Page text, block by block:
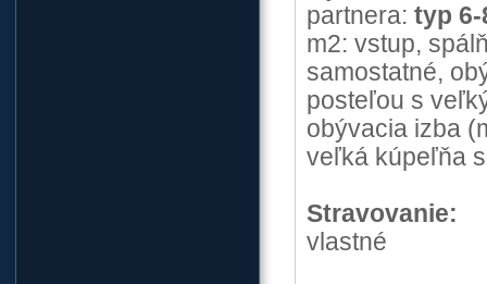
partnera: typ 6-
m2: vstup,
samostatné,
posteľou s
obývacia izba
veľká kúpeľňa
Stravovanie:
vlastné